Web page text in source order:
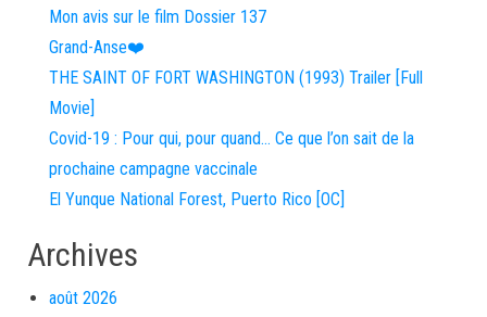
Mon avis sur le film Dossier 137
Grand-Anse❤️
THE SAINT OF FORT WASHINGTON (1993) Trailer [Full
Movie]
Covid-19 : Pour qui, pour quand… Ce que l’on sait de la
prochaine campagne vaccinale
El Yunque National Forest, Puerto Rico [OC]
Archives
août 2026